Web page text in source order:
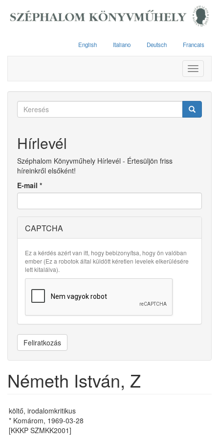
English Italiano Deutsch Francais
Toggle
Keresés
Hírlevél
Széphalom Könyvműhely Hírlevél - Értesüljön friss
híreinkről elsőként!
E-mail *
CAPTCHA
Ez a kérdés azért van itt, hogy bebizonyítsa, hogy ön valóban
ember (Ez a robotok által küldött kéretlen levelek elkerülésére
lett kitalálva).
Feliratkozás
Németh István, Z
költő, irodalomkritikus
* Komárom, 1969-03-28
[KKKP SZMKK2001]